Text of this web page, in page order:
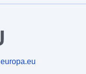
europa.eu